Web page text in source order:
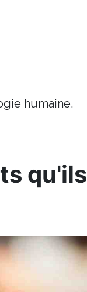
humaine.
qu'ils